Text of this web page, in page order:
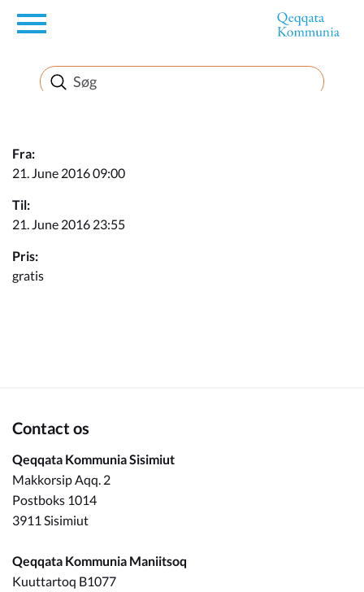
en
Borger
Fra:
21. June 2016 09:00
Til:
21. June 2016 23:55
Pris:
gratis
Contact os
Qeqqata Kommunia Sisimiut
Makkorsip Aqq. 2
Postboks 1014
3911 Sisimiut
Qeqqata Kommunia Maniitsoq
Kuuttartoq B1077